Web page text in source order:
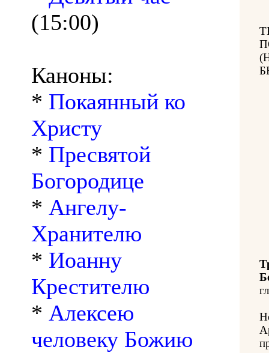
(15:00)
Каноны:
* Покаянный ко
Христу
* Пресвятой
Богородице
* Ангелу-
Хранителю
* Иоанну
Крестителю
* Алексею
человеку Божию